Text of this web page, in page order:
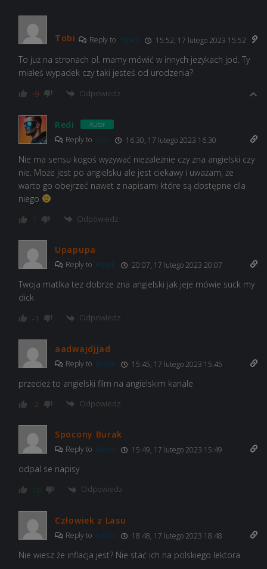
Tobi Reply to Popek 15:52, 17 lutego 2023 15:52
To już na stronach pl. mamy mówić w innych jezykach jpd. Ty
miałeś wypadek czy taki jesteś od urodzenia?
-9 Odpowiedz
Redi Autor
Reply to Tobi 16:30, 17 lutego 2023 16:30
Nie ma sensu kogoś wyzywać niezależnie czy zna angielski czy
nie. Może jest po angielsku ale jest ciekawy i uważam, że
warto go obejrzeć nawet z napisami które są dostępne dla
niego
7 Odpowiedz
Upapupa
Reply to Popek 20:07, 17 lutego 2023 20:07
Twoja matlka tez dobrze zna angielski jak jeje mówie suck my
dick
-1 Odpowiedz
aadwajdjjad
Reply to hahha 15:45, 17 lutego 2023 15:45
przecież to angielski film na angielskim kanale
-2 Odpowiedz
Spocony Burak
Reply to hahha 15:49, 17 lutego 2023 15:49
odpal se napisy
10 Odpowiedz
Człowiek z Lasu
Reply to hahha 18:48, 17 lutego 2023 18:48
Nie wiesz że inflacja jest? Nie stać ich na polskiego lektora